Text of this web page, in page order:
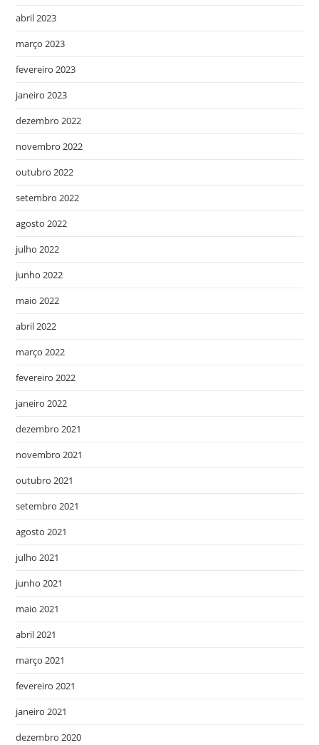
abril 2023
março 2023
fevereiro 2023
janeiro 2023
dezembro 2022
novembro 2022
outubro 2022
setembro 2022
agosto 2022
julho 2022
junho 2022
maio 2022
abril 2022
março 2022
fevereiro 2022
janeiro 2022
dezembro 2021
novembro 2021
outubro 2021
setembro 2021
agosto 2021
julho 2021
junho 2021
maio 2021
abril 2021
março 2021
fevereiro 2021
janeiro 2021
dezembro 2020